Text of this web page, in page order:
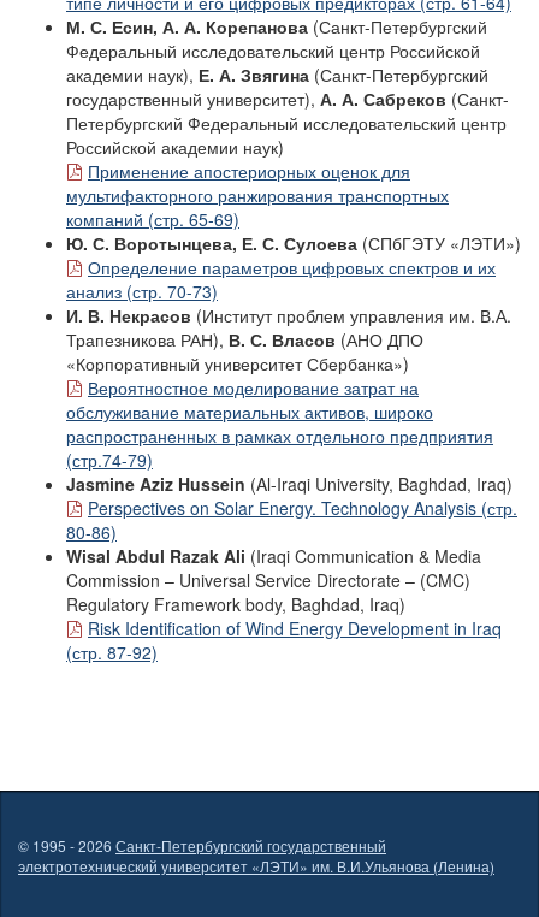
М. С. Есин, А. А. Корепанова (Санкт-Петербургский
Федеральный исследовательский центр Российской
академии наук), Е. А. Звягина (Санкт-Петербургский
государственный университет), А. А. Сабреков (Санкт-
Петербургский Федеральный исследовательский центр
Российской академии наук)
Применение апостериорных оценок для
мультифакторного ранжирования транспортных
компаний (стр. 65-69)
Ю. С. Воротынцева, Е. С. Сулоева (СПбГЭТУ «ЛЭТИ»)
Определение параметров цифровых спектров и их
анализ (стр. 70-73)
И. В. Некрасов (Институт проблем управления им. В.А.
Трапезникова РАН), В. С. Власов (АНО ДПО
«Корпоративный университет Сбербанка»)
Вероятностное моделирование затрат на
обслуживание материальных активов, широко
распространенных в рамках отдельного предприятия
(стр.74-79)
Jasmine Aziz Hussein (Al-Iraqi University, Baghdad, Iraq)
Perspectives on Solar Energy. Technology Analysis (стр.
80-86)
Wisal Abdul Razak Ali (Iraqi Communication & Media
Commission – Universal Service Directorate – (CMC)
Regulatory Framework body, Baghdad, Iraq)
Risk Identification of Wind Energy Development in Iraq
(стр. 87-92)
© 1995 - 2026 Санкт-Петербургский государственный
электротехнический университет «ЛЭТИ» им. В.И.Ульянова (Ленина)